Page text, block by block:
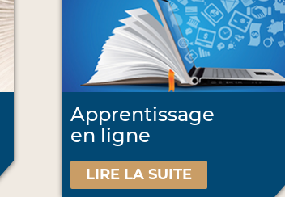
Apprentissage
en ligne
LIRE LA SUITE